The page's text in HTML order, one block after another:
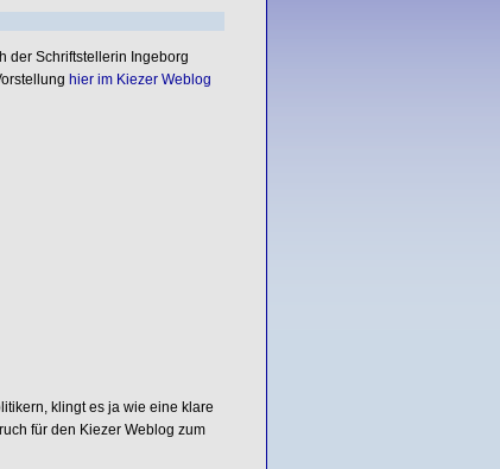
der Schriftstellerin Ingeborg
hier im Kiezer Weblog
klingt es ja wie eine klare
für den Kiezer Weblog zum